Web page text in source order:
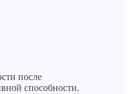
после
способности.